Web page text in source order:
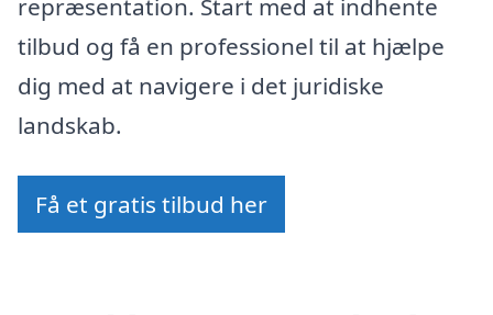
repræsentation. Start med at indhente
tilbud og få en professionel til at hjælpe
dig med at navigere i det juridiske
landskab.
Få et gratis tilbud her